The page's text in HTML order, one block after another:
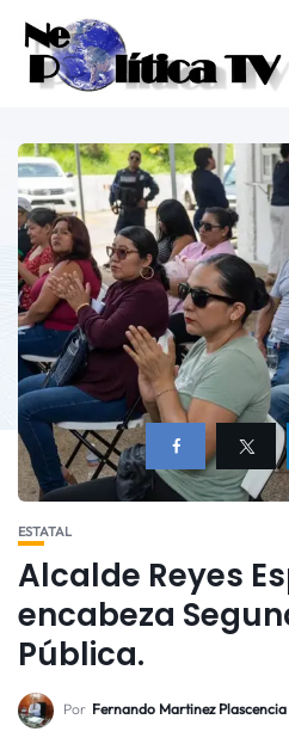
ESTATAL
Alcalde Reyes
encabeza
Pública.
Por Fernando Martinez Plascencia